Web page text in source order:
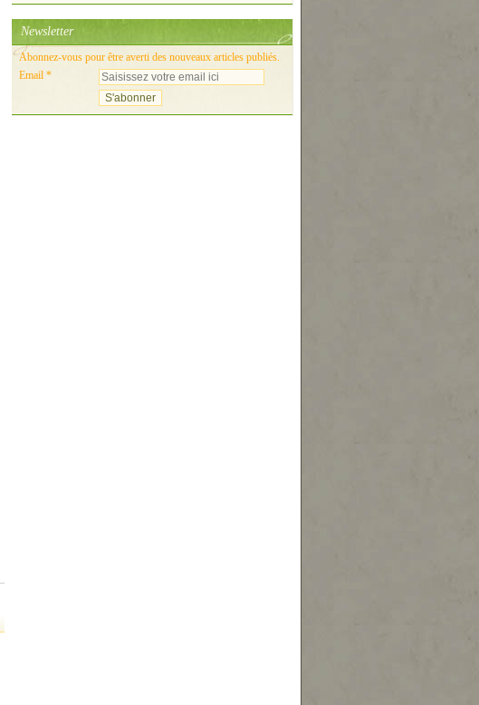
Newsletter
Abonnez-vous pour être averti des nouveaux articles publiés.
Email